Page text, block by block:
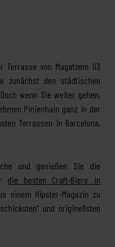
von Magatzem 03
zunächst den städtischen
wenn Sie weiter gehen,
Pinienhain ganz in der
Terrassen in Barcelona,
und genießen Sie die
die besten Craft-Biere in
einem Hipster-Magazin zu
und originellsten